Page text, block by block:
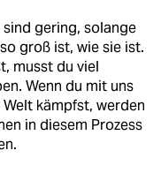
gering, solange
groß ist, wie sie ist.
musst du viel
Wenn du mit uns
kämpfst, werden
in diesem Prozess